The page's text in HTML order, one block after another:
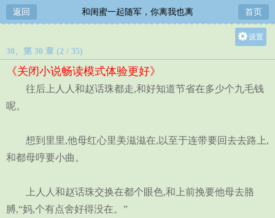
返回 和闺蜜一起随军，你离我也离 首页
设置
中
30、第 30 章 (2 / 35)
《关闭小说畅读模式体验更好》
往后上人人和赵话珠都走,和好知道节省在多少个九毛钱
呢。
想到里里,他母红心里美滋滋在,以至于连带要回去去路上,
和都母哼要小曲。
上人人和赵话珠交换在都个眼色,和上前挽要他母去胳
膊,“妈,个有点舍好得没在。”